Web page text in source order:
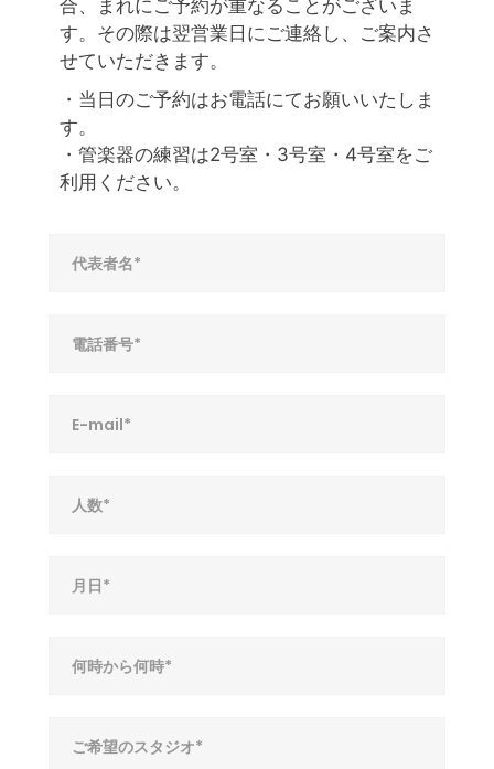
合、まれにご予約が重なることがございま
す。その際は翌営業日にご連絡し、ご案内さ
せていただきます。
・当日のご予約はお電話にてお願いいたしま
す。
・管楽器の練習は2号室・3号室・4号室をご
利用ください。